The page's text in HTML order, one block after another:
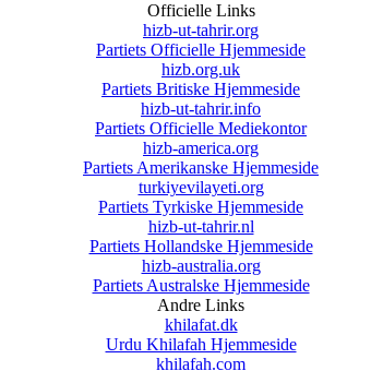
Officielle Links
hizb-ut-tahrir.org
Partiets Officielle Hjemmeside
hizb.org.uk
Partiets Britiske Hjemmeside
hizb-ut-tahrir.info
Partiets Officielle Mediekontor
hizb-america.org
Partiets Amerikanske Hjemmeside
turkiyevilayeti.org
Partiets Tyrkiske Hjemmeside
hizb-ut-tahrir.nl
Partiets Hollandske Hjemmeside
hizb-australia.org
Partiets Australske Hjemmeside
Andre Links
khilafat.dk
Urdu Khilafah Hjemmeside
khilafah.com